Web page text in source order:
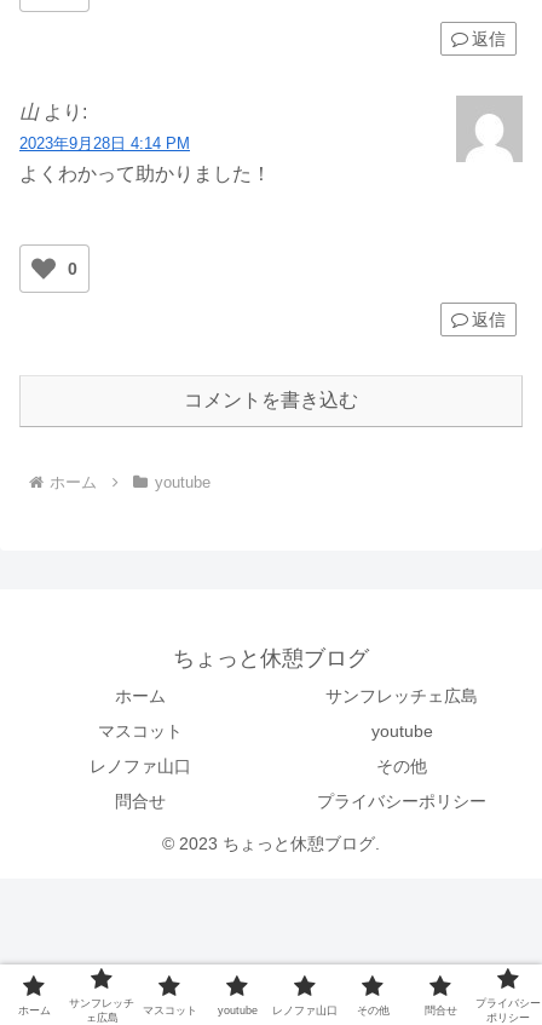
返信
山 より:
2023年9月28日 4:14 PM
よくわかって助かりました！
0
返信
コメントを書き込む
ホーム youtube
ちょっと休憩ブログ
ホーム
サンフレッチェ広島
マスコット
youtube
レノファ山口
その他
問合せ
プライバシーポリシー
© 2023 ちょっと休憩ブログ.
ホーム
サンフレッチ
ェ広島
マスコット youtube レノファ山口 その他 問合せ
プライバシー
ポリシー